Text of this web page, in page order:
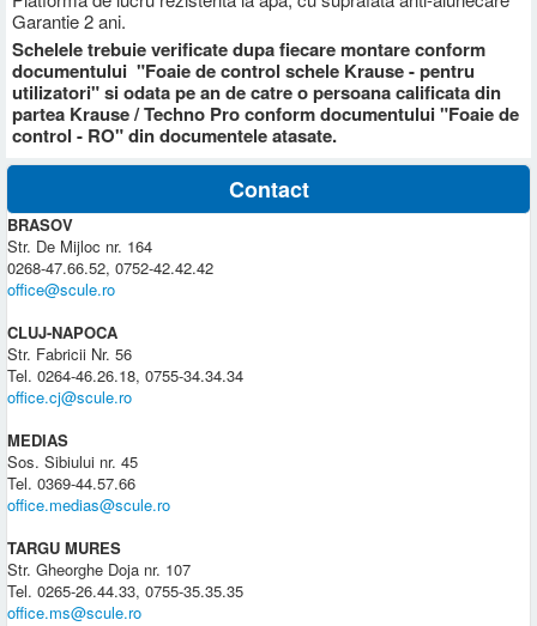
Garantie 2 ani.
Schelele trebuie verificate dupa fiecare montare conform
documentului "Foaie de control schele Krause - pentru
utilizatori" si odata pe an de catre o persoana calificata din
partea Krause / Techno Pro conform documentului "Foaie de
control - RO" din documentele atasate.
Contact
BRASOV
Str. De Mijloc nr. 164
0268-47.66.52, 0752-42.42.42
office@scule.ro
CLUJ-NAPOCA
Str. Fabricii Nr. 56
Tel. 0264-46.26.18, 0755-34.34.34
office.cj@scule.ro
MEDIAS
Sos. Sibiului nr. 45
Tel. 0369-44.57.66
office.medias@scule.ro
TARGU MURES
Str. Gheorghe Doja nr. 107
Tel. 0265-26.44.33, 0755-35.35.35
office.ms@scule.ro